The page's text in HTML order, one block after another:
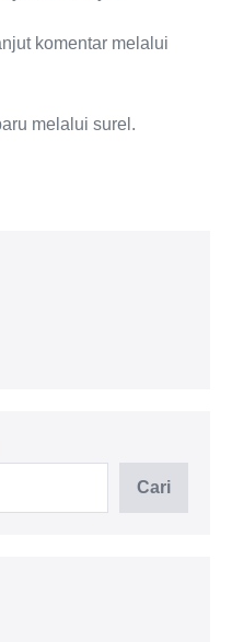
komentar melalui
melalui surel.
Cari